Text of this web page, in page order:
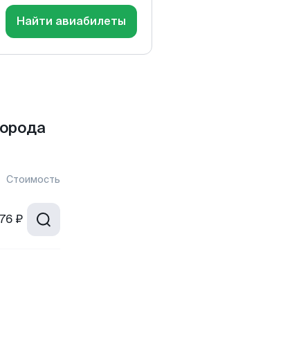
Найти авиабилеты
Стоимость
₽